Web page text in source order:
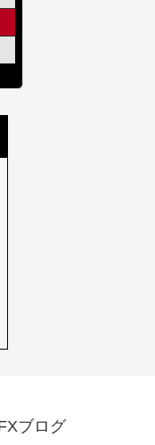
ブログ